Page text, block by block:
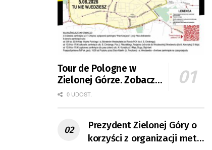
Tour de Pologne w
Zielonej Górze. Zobacz
zmiany w organizacji
0 UDOST.
Prezydent Zielonej Góry o
korzyści z organizacji mety